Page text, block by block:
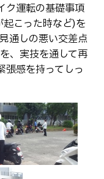
ク運転の基礎事項
こった時など)を
通しの悪い交差点
、実技を通して再
張感を持ってしっ
・動画チャネ
活
連携・地域連携
キュリティ
レプレナーシップ